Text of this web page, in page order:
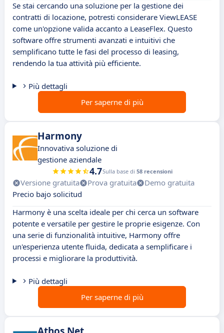
Se stai cercando una soluzione per la gestione dei
contratti di locazione, potresti considerare ViewLEASE
come un'opzione valida accanto a LeaseFlex. Questo
software offre strumenti avanzati e intuitivi che
semplificano tutte le fasi del processo di leasing,
rendendo la tua attività più efficiente.
Più dettagli
Per saperne di più
Harmony
Innovativa soluzione di
gestione aziendale
4.7Sulla base di 58 recensioni
Versione gratuita Prova gratuita
Demo gratuita
Precio bajo solicitud
Harmony è una scelta ideale per chi cerca un software
potente e versatile per gestire le proprie esigenze. Con
una serie di funzionalità intuitive, Harmony offre
un'esperienza utente fluida, dedicata a semplificare i
processi e migliorare la produttività.
Più dettagli
Per saperne di più